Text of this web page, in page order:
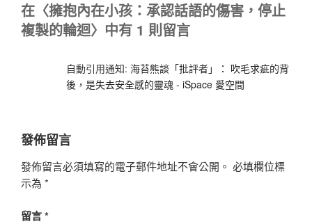
在〈擁抱內在小孩：承認話語的傷害，停止
複製的輪迴〉中有 1 則留言
自動引用通知: 海苔熊談「批評者」： 吹毛求疵的背
後，是失去安全感的靈魂 - iSpace 愛空間
發佈留言
發佈留言必須填寫的電子郵件地址不會公開。 必填欄位標
示為 *
留言*